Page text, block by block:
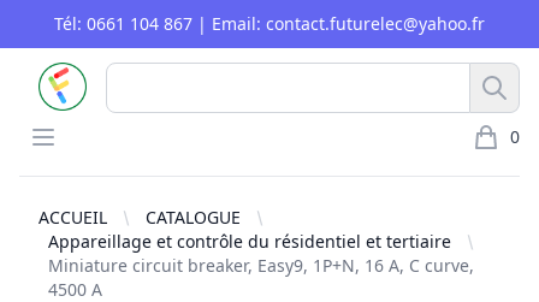
Tél: 0661 104 867 | Email: contact.futurelec@yahoo.fr
FUTURELEC
Open menu
0
article
ACCUEIL
CATALOGUE
Appareillage et contrôle du résidentiel et tertiaire
Miniature circuit breaker, Easy9, 1P+N, 16 A, C curve,
4500 A